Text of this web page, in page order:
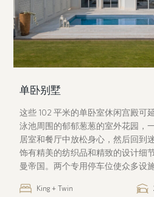
单卧别墅
这些 102 平米的单卧室休闲宫殿可
泳池周围的郁郁葱葱的室外花园，
居室和餐厅中放松身心，然后回到
饰有精美的纺织品和精致的设计细
曼帝国。两个专用停车位使众多设
King + Twin